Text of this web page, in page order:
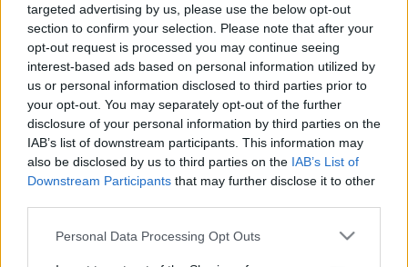
targeted advertising by us, please use the below opt-out
section to confirm your selection. Please note that after your
opt-out request is processed you may continue seeing
interest-based ads based on personal information utilized by
us or personal information disclosed to third parties prior to
your opt-out. You may separately opt-out of the further
disclosure of your personal information by third parties on the
IAB’s list of downstream participants. This information may
also be disclosed by us to third parties on the IAB’s List of
Downstream Participants that may further disclose it to other
Personal Data Processing Opt Outs
... Foren Archiv Hilfe-Archiv Zum Bereich Ideenpool
Mitglieder, denen der Beitrag #16
gefällt
Liebe(r) Forum-Leser/in,
wenn Du in diesem Forum aktiv an den
Gesprächen teilnehmen oder eigene Themen
starten möchtest, musst Du Dich bitte zunächst
im Spiel einloggen. Falls Du noch keinen
Spielaccount besitzt, bitte registriere Dich neu.
Wir freuen uns auf Deinen nächsten Besuch in